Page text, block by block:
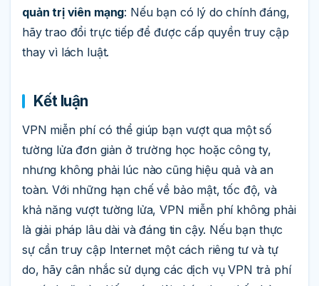
quản trị viên mạng: Nếu bạn có lý do chính đáng,
hãy trao đổi trực tiếp để được cấp quyền truy cập
thay vì lách luật.
Kết luận
VPN miễn phí có thể giúp bạn vượt qua một số
tường lửa đơn giản ở trường học hoặc công ty,
nhưng không phải lúc nào cũng hiệu quả và an
toàn. Với những hạn chế về bảo mật, tốc độ, và
khả năng vượt tường lửa, VPN miễn phí không phải
là giải pháp lâu dài và đáng tin cậy. Nếu bạn thực
sự cần truy cập Internet một cách riêng tư và tự
do, hãy cân nhắc sử dụng các dịch vụ VPN trả phí